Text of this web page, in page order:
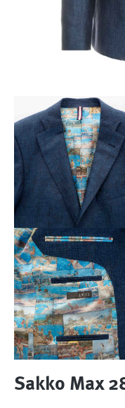
Sakko Max